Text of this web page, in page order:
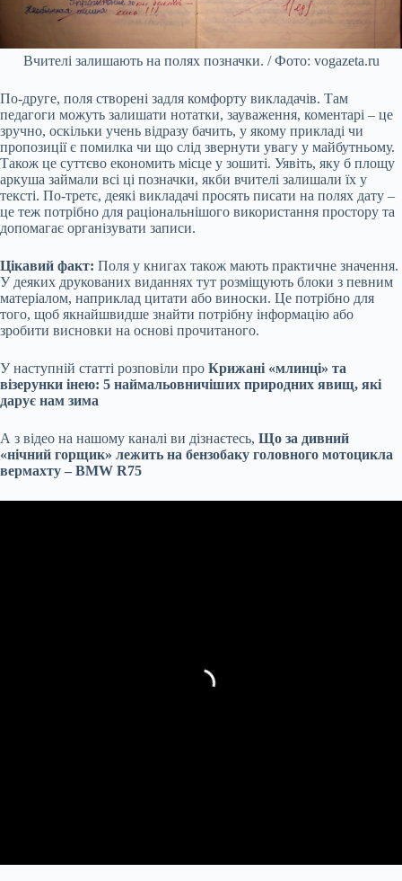
Вчителі залишають на полях позначки. / Фото: vogazeta.ru
По-друге, поля створені задля комфорту викладачів. Там
педагоги можуть залишати нотатки, зауваження, коментарі – це
зручно, оскільки учень відразу бачить, у якому прикладі чи
пропозиції є помилка чи що слід звернути увагу у майбутньому.
Також це суттєво економить місце у зошиті. Уявіть, яку б площу
аркуша займали всі ці позначки, якби вчителі залишали їх у
тексті. По-третє, деякі викладачі просять писати на полях дату –
це теж потрібно для раціональнішого використання простору та
допомагає організувати записи.
Цікавий факт: Поля у книгах також мають практичне значення.
У деяких друкованих виданнях тут розміщують блоки з певним
матеріалом, наприклад цитати або виноски. Це потрібно для
того, щоб якнайшвидше знайти потрібну інформацію або
зробити висновки на основі прочитаного.
У наступній статті розповіли про Крижані «млинці» та
візерунки інею: 5 наймальовничіших природних явищ, які
дарує нам зима
А з відео на нашому каналі ви дізнаєтесь, Що за дивний
«нічний горщик» лежить на бензобаку головного мотоцикла
вермахту – BMW R75